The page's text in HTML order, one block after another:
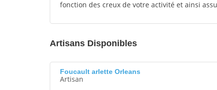
fonction des creux de votre activité et ainsi
Artisans Disponibles
Foucault arlette Orleans
Artisan